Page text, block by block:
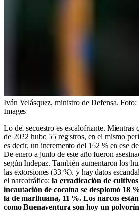
Iván Velásquez, ministro de Defensa. Foto:
Images
Lo del secuestro es escalofriante. Mientras
de 2022 hubo 55 registros, en el mismo
es decir, un incremento del 162 % en ese
De enero a junio de este año fueron
según Indepaz. También aumentaron los
las extorsiones (33 %), y hay datos
el narcotráfico: la erradicación de
incautación de cocaína se desplomó 18
la de marihuana, 11 %. Los narcos
como Buenaventura son hoy un